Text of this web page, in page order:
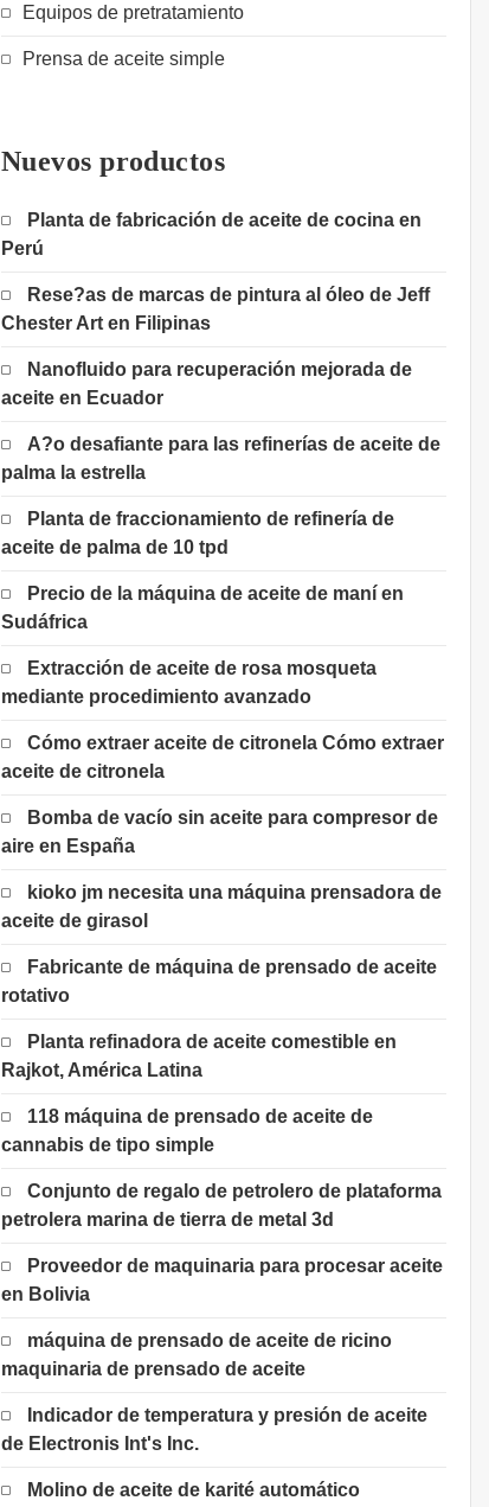
Equipos de pretratamiento
Prensa de aceite simple
Nuevos productos
Planta de fabricación de aceite de cocina en
Perú
Rese?as de marcas de pintura al óleo de Jeff
Chester Art en Filipinas
Nanofluido para recuperación mejorada de
aceite en Ecuador
A?o desafiante para las refinerías de aceite de
palma la estrella
Planta de fraccionamiento de refinería de
aceite de palma de 10 tpd
Precio de la máquina de aceite de maní en
Sudáfrica
Extracción de aceite de rosa mosqueta
mediante procedimiento avanzado
Cómo extraer aceite de citronela Cómo extraer
aceite de citronela
Bomba de vacío sin aceite para compresor de
aire en España
kioko jm necesita una máquina prensadora de
aceite de girasol
Fabricante de máquina de prensado de aceite
rotativo
Planta refinadora de aceite comestible en
Rajkot, América Latina
118 máquina de prensado de aceite de
cannabis de tipo simple
Conjunto de regalo de petrolero de plataforma
petrolera marina de tierra de metal 3d
Proveedor de maquinaria para procesar aceite
en Bolivia
máquina de prensado de aceite de ricino
maquinaria de prensado de aceite
Indicador de temperatura y presión de aceite
de Electronis Int's Inc.
Molino de aceite de karité automático